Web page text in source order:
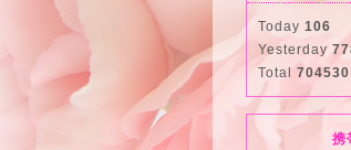
Today 106
Yesterday
Total 704530
携